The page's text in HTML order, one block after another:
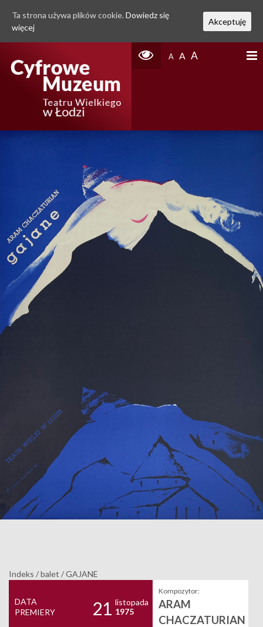
A A A
Indeks /balet /GAJANE
DATA
PREMIERY
21 listopada
1975
Kompozytor:
ARAM
CHACZATURIAN
Ta strona używa plików cookie. Dowiedz się
więcej
Akceptuję